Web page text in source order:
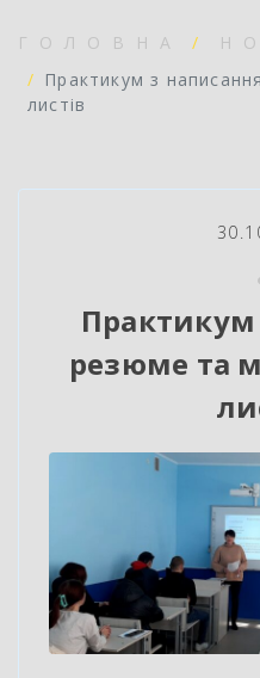
ГОЛОВНА
Практикум з
листів
Практикум
резюме та